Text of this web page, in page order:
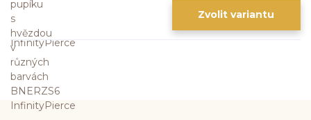
Zvolit variantu